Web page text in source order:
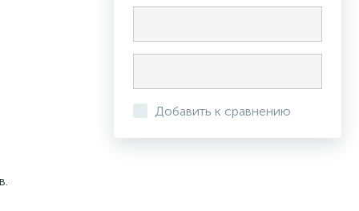
Добавить к сравнению